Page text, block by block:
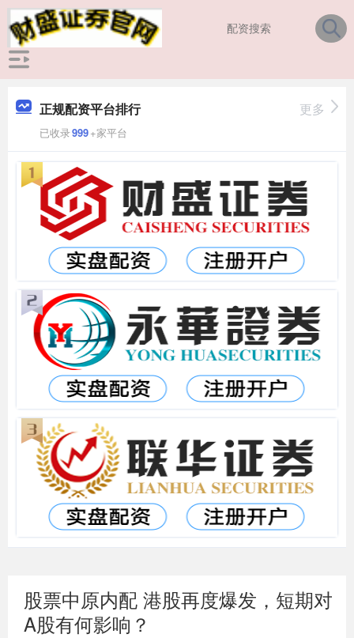
正规配资平台排行
已收录999+家平台
更多
股票中原内配 港股再度爆发，短期对
A股有何影响？